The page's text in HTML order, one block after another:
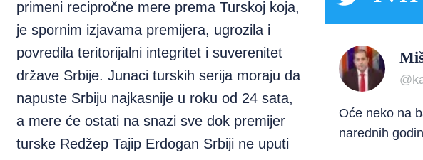
primeni recipročne mere prema Turskoj koja,
je spornim izjavama premijera, ugrozila i
povredila teritorijalni integritet i suverenitet
države Srbije. Junaci turskih serija moraju da
napuste Srbiju najkasnije u roku od 24 sata,
a mere će ostati na snazi sve dok premijer
turske Redžep Tajip Erdogan Srbiji ne uputi
Oće neko na
narednih